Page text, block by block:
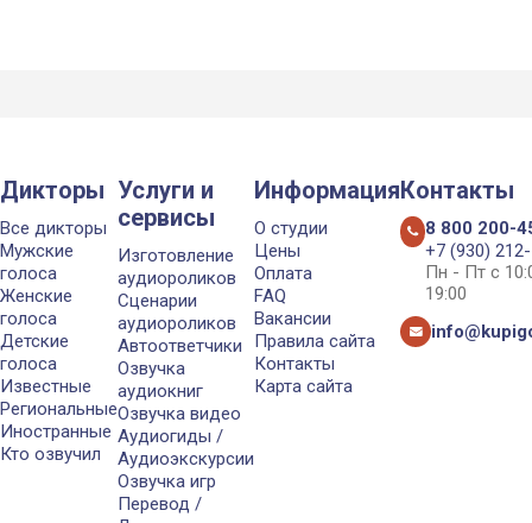
Дикторы
Все дикторы
Мужские
голоса
Женские
голоса
Детские
голоса
Известные
Региональные
Иностранные
Кто озвучил
Услуги и
сервисы
Изготовление
аудиороликов
Сценарии
аудиороликов
Автоответчики
Озвучка
аудиокниг
Озвучка видео
Аудиогиды /
Аудиоэкскурсии
Озвучка игр
Перевод /
Информация
О студии
Цены
Оплата
FAQ
Вакансии
Правила сайта
Контакты
Карта сайта
Контакты
8 800 200-
+7 (930)
Пн - Пт с
19:00